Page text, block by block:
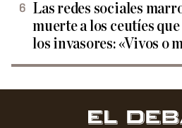
Las redes sociales
muerte a los ceutíes
los invasores: «Vivos o